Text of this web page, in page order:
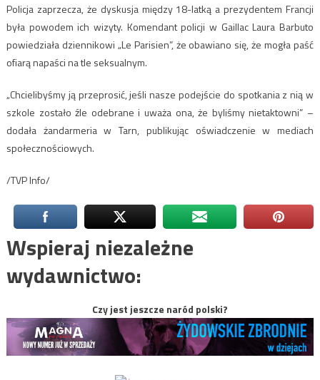
Policja zaprzecza, że dyskusja między 18-latką a prezydentem Francji
była powodem ich wizyty. Komendant policji w Gaillac Laura Barbuto
powiedziała dziennikowi „Le Parisien”, że obawiano się, że mogła paść
ofiarą napaści na tle seksualnym.
„Chcielibyśmy ją przeprosić, jeśli nasze podejście do spotkania z nią w
szkole zostało źle odebrane i uważa ona, że byliśmy nietaktowni” –
dodała żandarmeria w Tarn, publikując oświadczenie w mediach
społecznościowych.
/TVP Info/
Wspieraj niezależne
wydawnictwo:
Czy jest jeszcze naród polski?